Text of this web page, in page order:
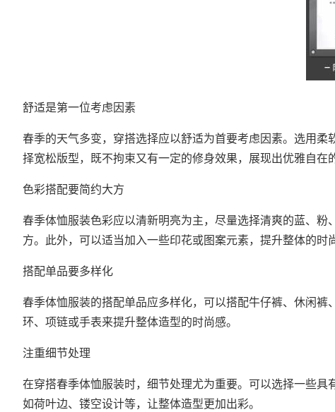
舒适是第一位考虑因素
春季的天气多变，穿搭选择应以舒适为首要考虑因素。选用
择宽松版型，既不拘束又有一定的修身效果，展现出优雅自在
色彩搭配要简约大方
春季体恤服装色彩应以清新明亮为主，尽量选择清爽的蓝、
方。此外，可以适当加入一些印花或图案元素，提升整体的时
搭配单品要多样化
春季体恤服装的搭配单品应多样化，可以搭配牛仔裤、休闲
环、项链或手表来提升整体造型的时尚感。
注重细节处理
在穿搭春季体恤服装时，细节处理尤为重要。可以选择一些
如荷叶边、镂空设计等，让整体造型更加出彩。